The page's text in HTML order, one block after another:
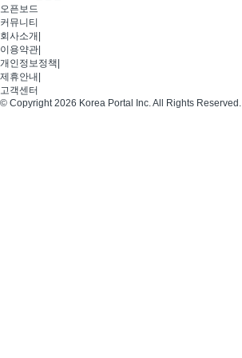
오픈보드
커뮤니티
회사소개
이용약관
개인정보정책
제휴안내
고객센터
© Copyright 2026 Korea Portal Inc. All Rights Reserved.